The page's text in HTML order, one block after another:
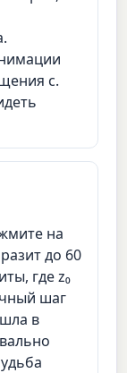
c.
на
до 60
где z₀
шаг
в